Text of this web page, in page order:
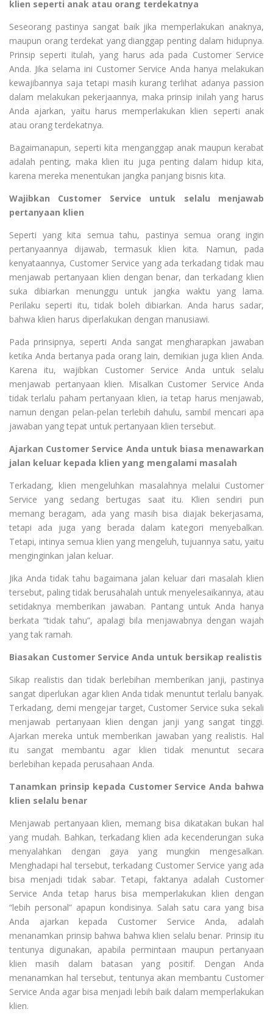
klien seperti anak atau orang terdekatnya
Seseorang pastinya sangat baik jika memperlakukan anaknya,
maupun orang terdekat yang dianggap penting dalam hidupnya.
Prinsip seperti itulah, yang harus ada pada Customer Service
Anda. Jika selama ini Customer Service Anda hanya melakukan
kewajibannya saja tetapi masih kurang terlihat adanya passion
dalam melakukan pekerjaannya, maka prinsip inilah yang harus
Anda ajarkan, yaitu harus memperlakukan klien seperti anak
atau orang terdekatnya.
Bagaimanapun, seperti kita menganggap anak maupun kerabat
adalah penting, maka klien itu juga penting dalam hidup kita,
karena mereka menentukan jangka panjang bisnis kita.
Wajibkan Customer Service untuk selalu menjawab
pertanyaan klien
Seperti yang kita semua tahu, pastinya semua orang ingin
pertanyaannya dijawab, termasuk klien kita. Namun, pada
kenyataannya, Customer Service yang ada terkadang tidak mau
menjawab pertanyaan klien dengan benar, dan terkadang klien
suka dibiarkan menunggu untuk jangka waktu yang lama.
Perilaku seperti itu, tidak boleh dibiarkan. Anda harus sadar,
bahwa klien harus diperlakukan dengan manusiawi.
Pada prinsipnya, seperti Anda sangat mengharapkan jawaban
ketika Anda bertanya pada orang lain, demikian juga klien Anda.
Karena itu, wajibkan Customer Service Anda untuk selalu
menjawab pertanyaan klien. Misalkan Customer Service Anda
tidak terlalu paham pertanyaan klien, ia tetap harus menjawab,
namun dengan pelan-pelan terlebih dahulu, sambil mencari apa
jawaban yang tepat untuk pertanyaan klien tersebut.
Ajarkan Customer Service Anda untuk biasa menawarkan
jalan keluar kepada klien yang mengalami masalah
Terkadang, klien mengeluhkan masalahnya melalui Customer
Service yang sedang bertugas saat itu. Klien sendiri pun
memang beragam, ada yang masih bisa diajak bekerjasama,
tetapi ada juga yang berada dalam kategori menyebalkan.
Tetapi, intinya semua klien yang mengeluh, tujuannya satu, yaitu
menginginkan jalan keluar.
Jika Anda tidak tahu bagaimana jalan keluar dari masalah klien
tersebut, paling tidak berusahalah untuk menyelesaikannya, atau
setidaknya memberikan jawaban. Pantang untuk Anda hanya
berkata “tidak tahu”, apalagi bila menjawabnya dengan wajah
yang tak ramah.
Biasakan Customer Service Anda untuk bersikap realistis
Sikap realistis dan tidak berlebihan memberikan janji, pastinya
sangat diperlukan agar klien Anda tidak menuntut terlalu banyak.
Terkadang, demi mengejar target, Customer Service suka sekali
menjawab pertanyaan klien dengan janji yang sangat tinggi.
Ajarkan mereka untuk memberikan jawaban yang realistis. Hal
itu sangat membantu agar klien tidak menuntut secara
berlebihan kepada perusahaan Anda.
Tanamkan prinsip kepada Customer Service Anda bahwa
klien selalu benar
Menjawab pertanyaan klien, memang bisa dikatakan bukan hal
yang mudah. Bahkan, terkadang klien ada kecenderungan suka
menyalahkan dengan gaya yang mungkin mengesalkan.
Menghadapi hal tersebut, terkadang Customer Service yang ada
bisa menjadi tidak sabar. Tetapi, faktanya adalah Customer
Service Anda tetap harus bisa memperlakukan klien dengan
“lebih personal” apapun kondisinya. Salah satu cara yang bisa
Anda ajarkan kepada Customer Service Anda, adalah
menanamkan prinsip bahwa bahwa klien selalu benar. Prinsip itu
tentunya digunakan, apabila permintaan maupun pertanyaan
klien masih dalam batasan yang positif. Dengan Anda
menanamkan hal tersebut, tentunya akan membantu Customer
Service Anda agar bisa menjadi lebih baik dalam memperlakukan
klien.